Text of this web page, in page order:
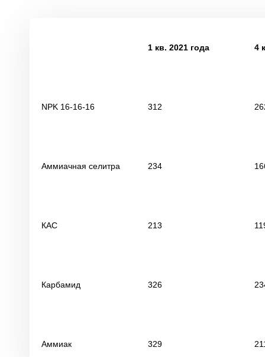
1 кв. 2021 года 4
NPK 16-16-16 312
Аммиачная селитра 234
КАС 213
Карбамид 326
Аммиак 329